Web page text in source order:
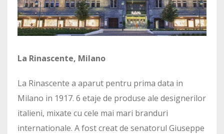
La Rinascente, Milano
La Rinascente a aparut pentru prima data in
Milano in 1917. 6 etaje de produse ale designerilor
italieni, mixate cu cele mai mari branduri
internationale. A fost creat de senatorul Giuseppe